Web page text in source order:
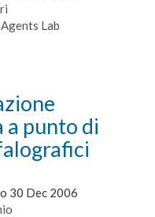
Lab
punto di
30 Dec 2006